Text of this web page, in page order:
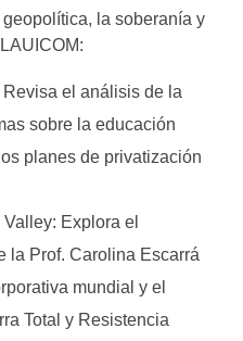
la soberanía y
el análisis de la
sobre la educación
planes de privatización
Explora el
la Prof. Carolina Escarrá
mundial y el
Total y Resistencia